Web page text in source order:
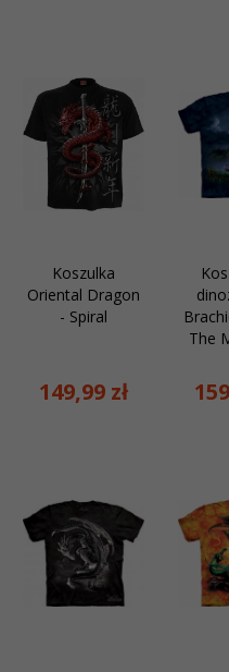
Koszulka
Oriental Dragon
- Spiral
149,99 zł
The